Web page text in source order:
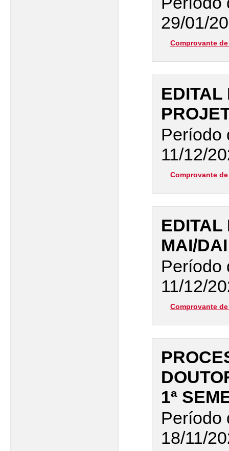
29/01/
Comprovante
EDITAL
Período
11/12/
Comprovante
EDITAL
MAI/DAI
Período
11/12/
Comprovante
1ª
Período
18/11/